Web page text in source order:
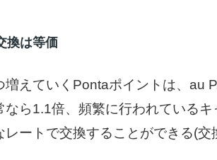
換は等価
増えていくPontaポイントは、au
なら1.1倍、頻繁に行われている
ートで交換することができる(交